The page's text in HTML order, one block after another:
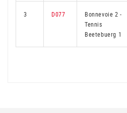
3 D077 Bonnevoie 2-
Tennis
Beetebuerg 1